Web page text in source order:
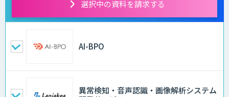
選択中の資料を請求する
AI-BPO
異常検知・音声認識・画像解析システム